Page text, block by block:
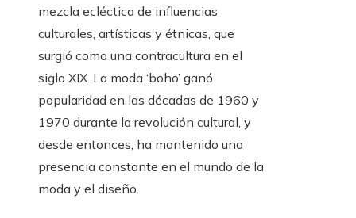
mezcla ecléctica de influencias
culturales, artísticas y étnicas, que
surgió como una contracultura en el
siglo XIX. La moda ‘boho’ ganó
popularidad en las décadas de 1960 y
1970 durante la revolución cultural, y
desde entonces, ha mantenido una
presencia constante en el mundo de la
moda y el diseño.